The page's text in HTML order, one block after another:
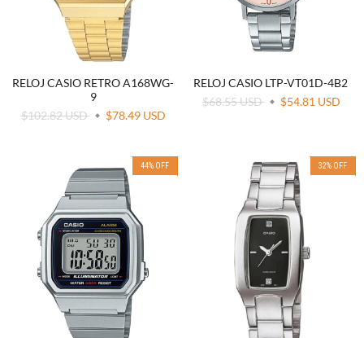
RELOJ CASIO RETRO A168WG-
9
$102.82 USD
$78.49 USD
RELOJ CASIO LTP-VT01D-4B2
$68.55 USD
$54.81 USD
44% OFF 32% OFF